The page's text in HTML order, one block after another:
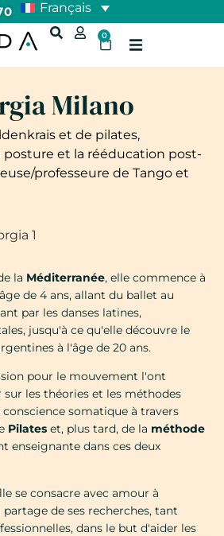
Français
0
Milano
et de pilates,
posture et la rééducation post-
professeure de Tango et
la Méditerranée, elle commence à
de 4 ans, allant du ballet au
par les danses latines,
jusqu'à ce qu'elle découvre le
à l'âge de 20 ans.
pour le mouvement l'ont
sur les théories et les méthodes
somatique à travers
Pilates et, plus tard, de la méthode
enseignante dans ces deux
se consacre avec amour à
de ses recherches, tant
dans le but d'aider les